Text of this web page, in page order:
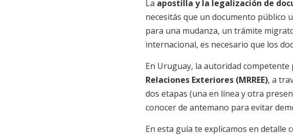
La apostilla y la legalización de
necesitás que un documento público
para una mudanza, un trámite
internacional, es necesario que los
En Uruguay, la autoridad
Relaciones Exteriores (MRREE), a
dos etapas (una en línea y otra
conocer de antemano para evitar
En esta guía te explicamos en detalle